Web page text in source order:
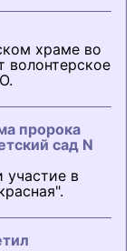
храме во
волонтерское
пророка
сад N
участие в